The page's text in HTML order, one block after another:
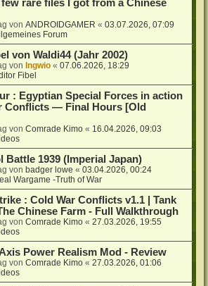
rare files I got from a Chinese
vonANDROIDGAMER «03.07.2026, 07:09
Forum
von Waldi44 (Jahr 2002)
vonIngwio «07.06.2026, 18:29
Fibel
: Egyptian Special Forces in action
Conflicts — Final Hours [Old
vonComrade Kimo « 16.04.2026, 09:03
Battle 1939 (Imperial Japan)
vonbadger lowe «03.04.2026, 00:24
Wargame -Truth of War
: Cold War Conflicts v1.1 | Tank
Chinese Farm - Full Walkthrough
vonComrade Kimo «27.03.2026, 19:55
Power Realism Mod - Review
vonComrade Kimo «27.03.2026, 01:06